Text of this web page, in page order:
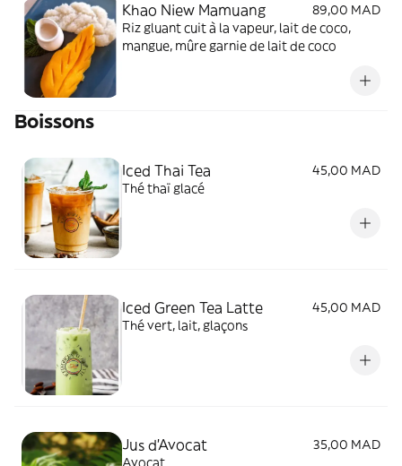
Khao Niew Mamuang
89,00 MAD
Riz gluant cuit à la vapeur, lait de coco,
mangue, mûre garnie de lait de coco
Boissons
Iced Thai Tea
45,00 MAD
Thé thaï glacé
Iced Green Tea Latte
45,00 MAD
Thé vert, lait, glaçons
Jus d'Avocat
35,00 MAD
Avocat